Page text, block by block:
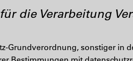
die Verarbeitung
Grundverordnung, sonstiger in